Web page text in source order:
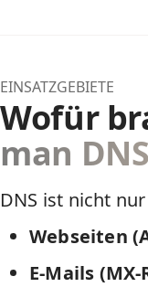
EINSATZGEBIETE
Wofür
man
DNS ist nicht
Webseiten
E-Mails (MX-